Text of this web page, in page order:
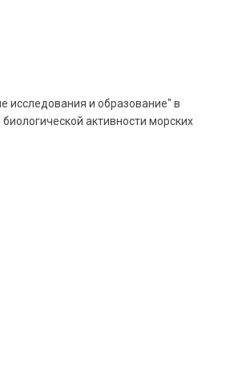
исследования и образование" в
активности морских